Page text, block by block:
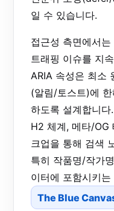
일 수 있습니다.
접근성 측면에서
트래핑 이슈를 지
ARIA 속성은 최소
(알림/토스트)에
하도록 설계합니
H2 체계, 메타/OG
크업을 통해 검색
특히 작품명/작가
이터에 포함시키
The Blue